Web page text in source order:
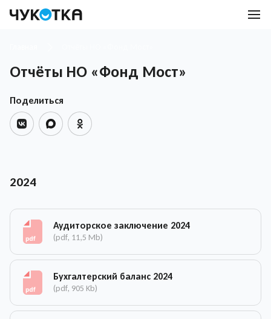
Отчёты НО «Фонд Мост»
Поделиться
2024
Аудиторское заключение 2024
(pdf, 11,5 Mb)
Бухгалтерский баланс 2024
(pdf, 905 Kb)